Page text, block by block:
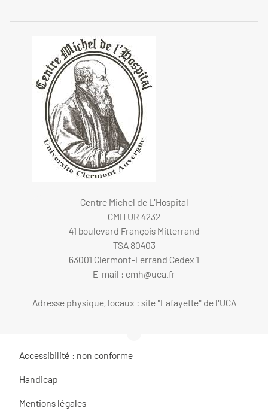
Centre Michel de L'Hospital
CMH UR 4232
41 boulevard François Mitterrand
TSA 80403
63001 Clermont-Ferrand Cedex 1
E-mail : cmh@uca.fr
Adresse physique, locaux : site "Lafayette" de l'UCA
Accessibilité : non conforme
Handicap
Mentions légales